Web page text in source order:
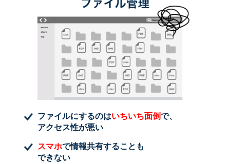
ファイルにするのはいちいち面倒で、
アクセス性が悪い
スマホで情報共有することも
できない